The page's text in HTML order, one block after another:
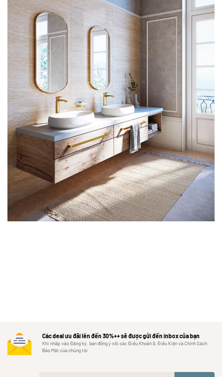
Các deal ưu đãi lên đến 30%++ sẽ được gửi đến inbox của bạn
Khi nhấp vào Đăng ký, bạn đồng ý với các Điều Khoản & Điều Kiện và Chính Sách
Bảo Mật của chúng tôi